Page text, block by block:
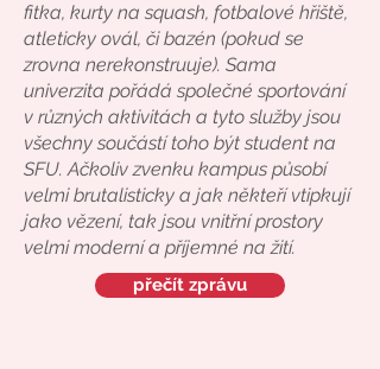
fitka, kurty na squash, fotbalové hřiště,
atleticky ovál, či bazén (pokud se
zrovna nerekonstruuje). Sama
univerzita pořádá společné sportování
v různých aktivitách a tyto služby jsou
všechny součástí toho být student na
SFU. Ačkoliv zvenku kampus působí
velmi brutalisticky a jak někteří vtipkují
jako vězení, tak jsou vnitřní prostory
velmi moderní a příjemné na žití.
přečít zprávu